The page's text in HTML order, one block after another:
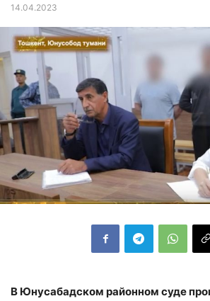
14.04.2023
В Юнусабадском районном суде